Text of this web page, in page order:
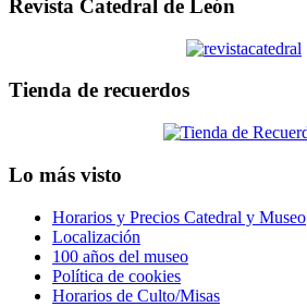
Revista Catedral de León
Tienda de recuerdos
Lo más visto
Horarios y Precios Catedral y Museo
Localización
100 años del museo
Política de cookies
Horarios de Culto/Misas